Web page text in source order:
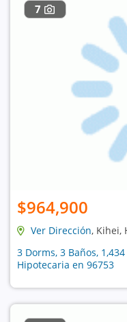
7
$964,900
Ver Dirección, Kihei,
3 Dorms, 3 Baños,
Hipotecaria en 96753